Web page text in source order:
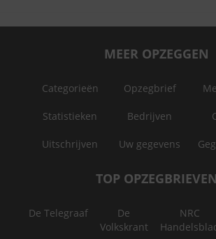
MEER OPZEGGEN
Categorieën Opzegbrief
Statistieken Bedrijven
Uitschrijven Uw gegevens
TOP OPZEGBRIEVEN
De Telegraaf
De
Volkskrant
NRC